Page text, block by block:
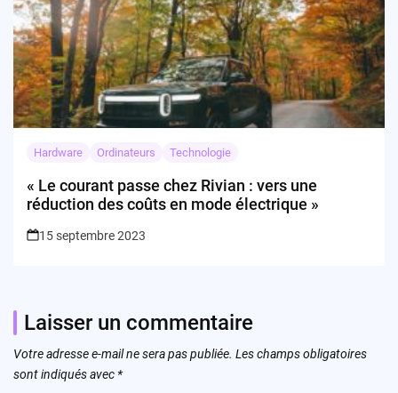
Hardware Ordinateurs Technologie
« Le courant passe chez Rivian : vers une
réduction des coûts en mode électrique »
15 septembre 2023
Laisser un commentaire
Votre adresse e-mail ne sera pas publiée. Les champs obligatoires
sont indiqués avec *